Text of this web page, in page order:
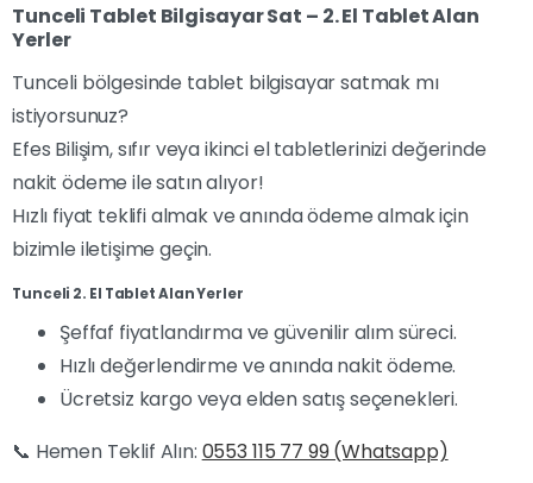
Tunceli Tablet Bilgisayar Sat – 2. El Tablet Alan
Yerler
Tunceli bölgesinde tablet bilgisayar satmak mı
istiyorsunuz?
Efes Bilişim, sıfır veya ikinci el tabletlerinizi değerinde
nakit ödeme ile satın alıyor!
Hızlı fiyat teklifi almak ve anında ödeme almak için
bizimle iletişime geçin.
Tunceli 2. El Tablet Alan Yerler
Şeffaf fiyatlandırma ve güvenilir alım süreci.
Hızlı değerlendirme ve anında nakit ödeme.
Ücretsiz kargo veya elden satış seçenekleri.
📞 Hemen Teklif Alın: 0553 115 77 99 (Whatsapp)